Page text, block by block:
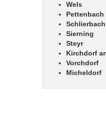
Wels
Pettenbach
Schlierbach
Sierning
Steyr
Kirchdorf
Vorchdorf
Micheldorf